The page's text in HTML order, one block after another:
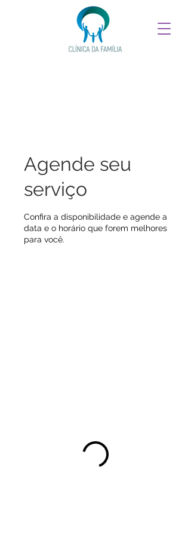
Agende seu
serviço
Confira a disponibilidade e agende a
data e o horário que forem melhores
para você.